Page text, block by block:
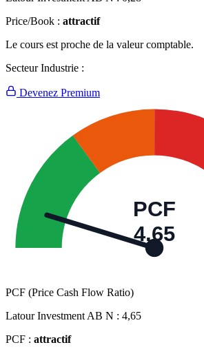
Price/Book : attractif
Le cours est proche de la valeur comptable.
Secteur Industrie :
Devenez Premium
PCF
4,65
PCF (Price Cash Flow Ratio)
Latour Investment AB N : 4,65
PCF : attractif